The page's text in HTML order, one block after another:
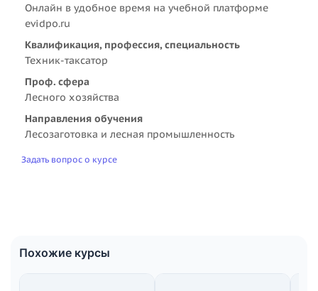
Онлайн в удобное время на учебной платформе
evidpo.ru
Квалификация, профессия, специальность
Техник-таксатор
Проф. сфера
Лесного хозяйства
Направления обучения
Лесозаготовка и лесная промышленность
Задать вопрос о курсе
Похожие курсы